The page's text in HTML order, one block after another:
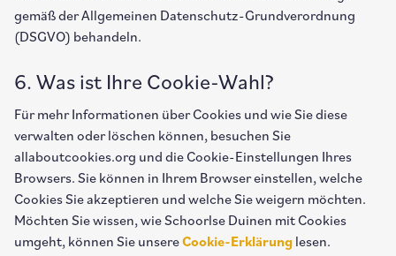
gemäß der Allgemeinen Datenschutz-Grundverordnung
(DSGVO) behandeln.
6. Was ist Ihre Cookie-Wahl?
Für mehr Informationen über Cookies und wie Sie diese
verwalten oder löschen können, besuchen Sie
allaboutcookies.org und die Cookie-Einstellungen Ihres
Browsers. Sie können in Ihrem Browser einstellen, welche
Cookies Sie akzeptieren und welche Sie weigern möchten.
Möchten Sie wissen, wie Schoorlse Duinen mit Cookies
umgeht, können Sie unsereCookie-Erklärung lesen.